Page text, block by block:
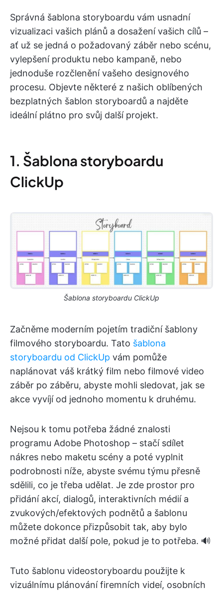
Správná šablona storyboardu vám usnadní
vizualizaci vašich plánů a dosažení vašich cílů –
ať už se jedná o požadovaný záběr nebo scénu,
vylepšení produktu nebo kampaně, nebo
jednoduše rozčlenění vašeho designového
procesu. Objevte některé z našich oblíbených
bezplatných šablon storyboardů a najděte
ideální plátno pro svůj další projekt.
1. Šablona storyboardu
ClickUp
Šablona storyboardu ClickUp
Začněme moderním pojetím tradiční šablony
filmového storyboardu. Tato šablona
storyboardu od ClickUp vám pomůže
naplánovat váš krátký film nebo filmové video
záběr po záběru, abyste mohli sledovat, jak se
akce vyvíjí od jednoho momentu k druhému.
Nejsou k tomu potřeba žádné znalosti
programu Adobe Photoshop – stačí sdílet
nákres nebo maketu scény a poté vyplnit
podrobnosti níže, abyste svému týmu přesně
sdělili, co je třeba udělat. Je zde prostor pro
přidání akcí, dialogů, interaktivních médií a
zvukových/efektových podnětů a šablonu
můžete dokonce přizpůsobit tak, aby bylo
možné přidat další pole, pokud je to potřeba. 🔊
Tuto šablonu videostoryboardu použijte k
vizuálnímu plánování firemních videí, osobních